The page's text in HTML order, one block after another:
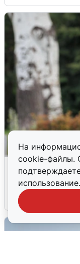
На
cookie-файлы.
использование.
мобильного
6 августа